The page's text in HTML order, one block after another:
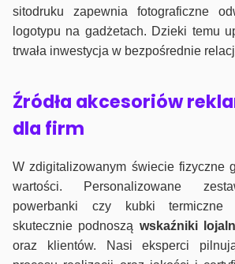
sitodruku zapewnia fotograficzne
logotypu na gadżetach. Dzieki temu
trwała inwestycja w bezpośrednie
Źródła akcesoriów
dla firm
W zdigitalizowanym świecie fizyczne
wartości. Personalizowane
powerbanki czy kubki termiczne
skutecznie podnoszą wskaźniki
oraz klientów. Nasi eksperci